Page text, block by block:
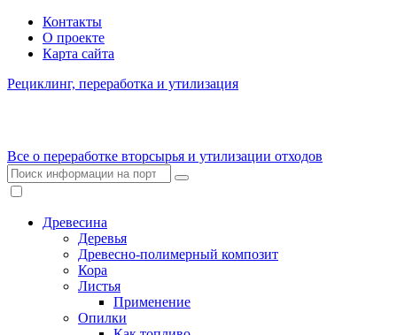
Контакты
О проекте
Карта сайта
Рециклинг, переработка и утилизация
Все о переработке вторсырья и утилизации отходов
Древесина
Деревья
Древесно-полимерный композит
Кора
Листья
Применение
Опилки